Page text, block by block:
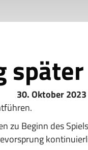
30. Oktober 2023
zu Beginn des